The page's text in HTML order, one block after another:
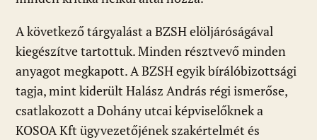
A következő tárgyalást a BZSH elöljáróságával
kiegészítve tartottuk. Minden résztvevő minden
anyagot megkapott. A BZSH egyik bírálóbizottsági
tagja, mint kiderült Halász András régi ismerőse,
csatlakozott a Dohány utcai képviselőknek a
KOSOA Kft ügyvezetőjének szakértelmét és